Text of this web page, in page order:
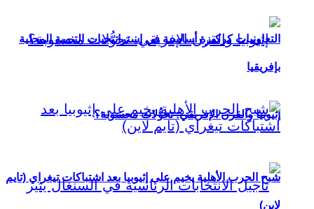
إثيوبيا والقرن الإفريقي: تحوُّلات محسوبة؟
التعاونيات كركيزة أساسية في إستراتيجيات التنمية المحلية
بإفريقيا
شبح الحرب الأهلية يخيم على إثيوبيا بعد اشتباكات تيغراي (تايم
لاين)